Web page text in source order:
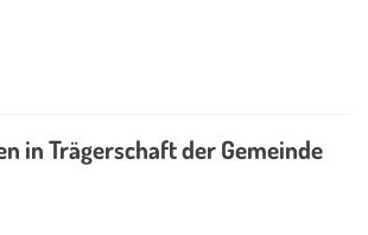
in Trägerschaft der Gemeinde